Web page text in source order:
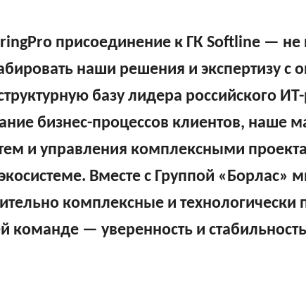
присоединение к ГК Softline — не
наши решения и экспертизу
базу лидера российского
бизнес-процессов клиентов, наше
и управления комплексными
Вместе с Группой
комплексные и
команде — уверенность и